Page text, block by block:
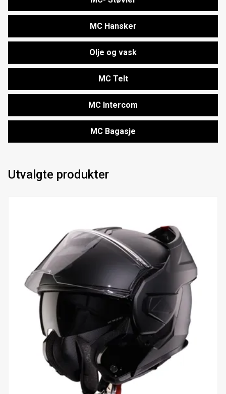
MC Hansker
Olje og vask
MC Telt
MC Intercom
MC Bagasje
Utvalgte produkter